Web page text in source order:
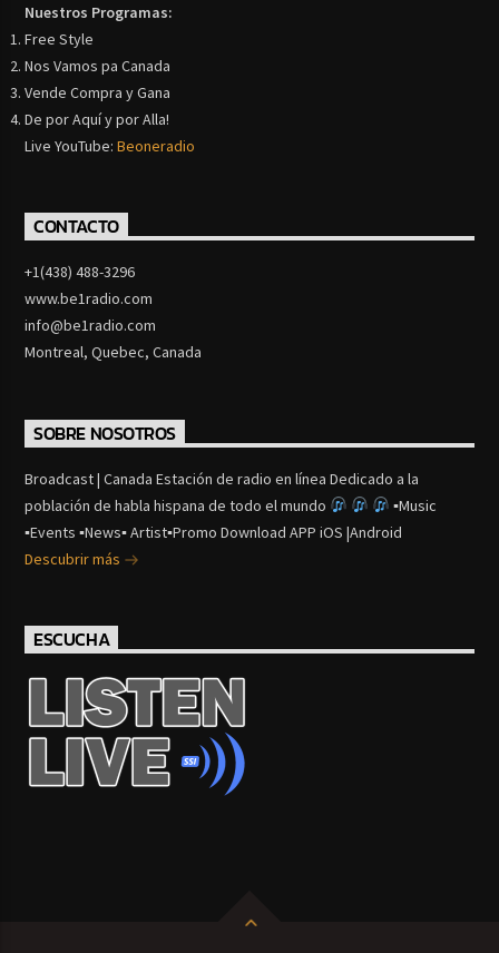
Nuestros Programas:
Free Style
Nos Vamos pa Canada
Vende Compra y Gana
De por Aquí y por Alla!
Live YouTube:Beoneradio
CONTACTO
+1(438) 488-3296
www.be1radio.com
info@be1radio.com
Montreal, Quebec, Canada
SOBRE NOSOTROS
Broadcast | Canada Estación de radio en línea Dedicado a la
población de habla hispana de todo el mundo
▪Music
▪Events ▪News▪ Artist▪Promo Download APP iOS |Android
Descubrir más
ESCUCHA